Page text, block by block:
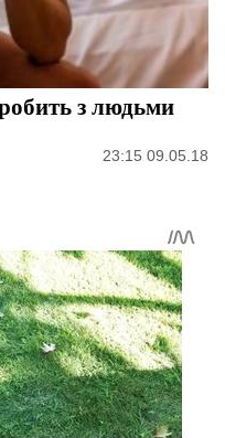
з людьми
23:15 09.05.18